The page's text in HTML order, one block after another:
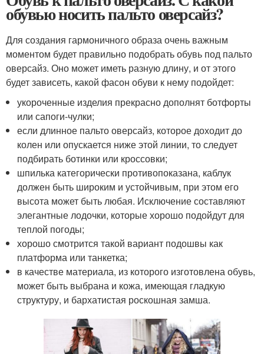
обувью носить пальто оверсайз?
Для создания гармоничного образа очень важным
моментом будет правильно подобрать обувь под пальто
оверсайз. Оно может иметь разную длину, и от этого
будет зависеть, какой фасон обуви к нему подойдет:
укороченные изделия прекрасно дополнят ботфорты
или сапоги-чулки;
если длинное пальто оверсайз, которое доходит до
колен или опускается ниже этой линии, то следует
подбирать ботинки или кроссовки;
шпилька категорически противопоказана, каблук
должен быть широким и устойчивым, при этом его
высота может быть любая. Исключение составляют
элегантные лодочки, которые хорошо подойдут для
теплой погоды;
хорошо смотрится такой вариант подошвы как
платформа или танкетка;
в качестве материала, из которого изготовлена обувь,
может быть выбрана и кожа, имеющая гладкую
структуру, и бархатистая роскошная замша.